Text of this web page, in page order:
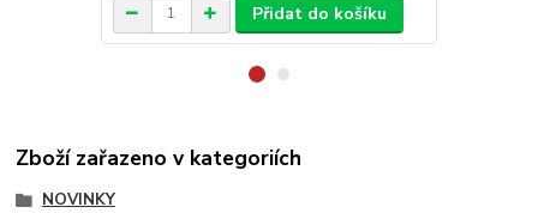
Přidat do košíku
Zboží zařazeno v kategoriích
NOVINKY